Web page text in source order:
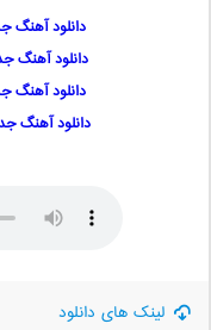
دانلود آهنگ
دانلود آهنگ
دانلود آهنگ
دانلود آهنگ
لینک های دانلود